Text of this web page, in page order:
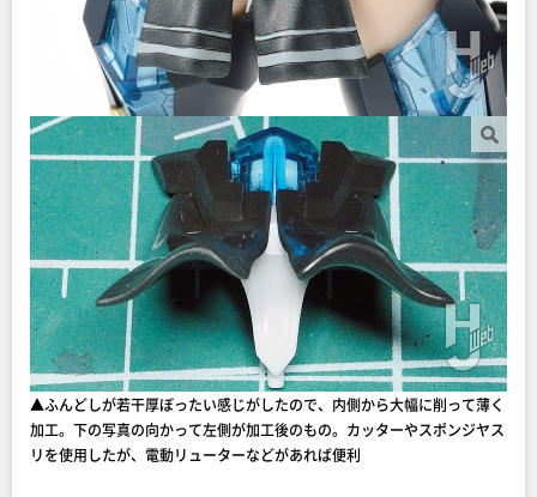
▲ふんどしが若干厚ぼったい感じがしたので、内側から大幅に削って薄く
加工。下の写真の向かって左側が加工後のもの。カッターやスポンジヤス
リを使用したが、電動リューターなどがあれば便利